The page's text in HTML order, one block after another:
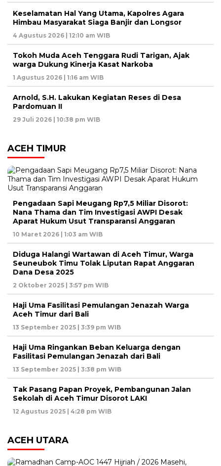
Keselamatan Hal Yang Utama, Kapolres Agara
Himbau Masyarakat Siaga Banjir dan Longsor
4 Agustus 2026 | 12:10 am WIB
Tokoh Muda Aceh Tenggara Rudi Tarigan, Ajak
warga Dukung Kinerja Kasat Narkoba
1 Agustus 2026 | 1:16 am WIB
Arnold, S.H. Lakukan Kegiatan Reses di Desa
Pardomuan II
29 Juli 2026 | 10:38 pm WIB
ACEH TIMUR
Pengadaan Sapi Meugang Rp7,5 Miliar Disorot:
Nana Thama dan Tim Investigasi AWPI Desak
Aparat Hukum Usut Transparansi Anggaran
10 Maret 2026 | 1:03 am WIB
Diduga Halangi Wartawan di Aceh Timur, Warga
Seuneubok Timu Tolak Liputan Rapat Anggaran
Dana Desa 2025
2 Oktober 2025 | 3:57 pm WIB
Haji Uma Fasilitasi Pemulangan Jenazah Warga
Aceh Timur dari Bali
13 September 2025 | 3:39 pm WIB
Haji Uma Ringankan Beban Keluarga dengan
Fasilitasi Pemulangan Jenazah dari Bali
13 September 2025 | 3:38 pm WIB
Tak Pasang Papan Proyek, Pembangunan Jalan
Sekolah di Aceh Timur Disorot LAKI
12 Agustus 2025 | 4:28 pm WIB
ACEH UTARA